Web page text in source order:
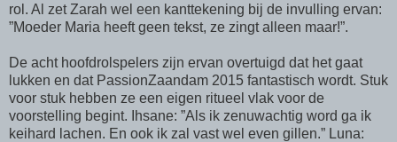
rol. Al zet Zarah wel een kanttekening bij de invulling ervan:
”Moeder Maria heeft geen tekst, ze zingt alleen maar!”.
De acht hoofdrolspelers zijn ervan overtuigd dat het gaat
lukken en dat PassionZaandam 2015 fantastisch wordt. Stuk
voor stuk hebben ze een eigen ritueel vlak voor de
voorstelling begint. Ihsane: ”Als ik zenuwachtig word ga ik
keihard lachen. En ook ik zal vast wel even gillen.” Luna: